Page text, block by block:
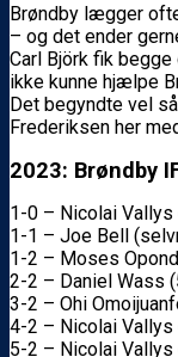
Brøndby lægger
– og det ender
Carl Björk fik
ikke kunne hjælpe
Det begyndte vel
Frederiksen her
2023: Brøndby
1-0 – Nicolai Vallys
1-1 – Joe Bell
1-2 – Moses
2-2 – Daniel Wass
3-2 – Ohi
4-2 – Nicolai Vallys
5-2 – Nicolai Vallys